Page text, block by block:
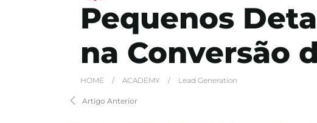
Pequenos
na Conversão
HOME / ACADEMY / Lead Generation
Artigo Anterior